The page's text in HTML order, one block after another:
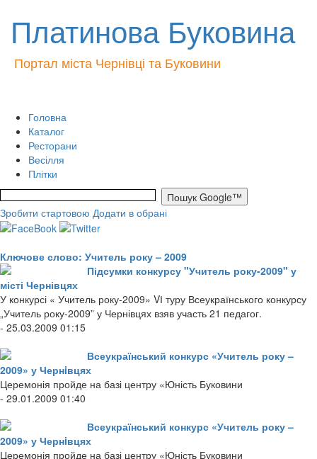
Платинова Буковина
Портал міста Чернівці та Буковини
Головна
Каталог
Ресторани
Весілля
Плітки
Зробити стартовою Додати в обрані
Ключове слово: Учитель року – 2009
Підсумки конкурсу "Учитель року-2009" у
місті Чернівцях
У конкурсі « Учитель року-2009» VІ туру Всеукраїнського конкурсу
„Учитель року-2009” у Чернівцях взяв участь 21 педагог.
- 25.03.2009 01:15
Всеукраїнський конкурс «Учитель року –
2009» у Чернiвцях
Церемонія пройде на базі центру «Юність Буковини
- 29.01.2009 01:40
Всеукраїнський конкурс «Учитель року –
2009» у Чернiвцях
Церемонія пройде на базі центру «Юність Буковини